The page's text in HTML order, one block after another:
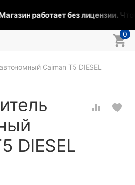
Магазин работает без лицензии.
0
Caiman T5 DIESEL
DIESEL